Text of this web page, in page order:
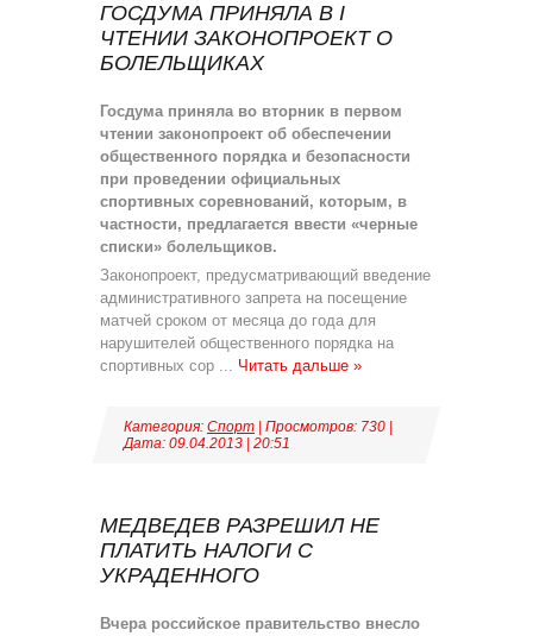
ГОСДУМА ПРИНЯЛА В I
ЧТЕНИИ ЗАКОНОПРОЕКТ О
БОЛЕЛЬЩИКАХ
Госдума приняла во вторник в первом
чтении законопроект об обеспечении
общественного порядка и безопасности
при проведении официальных
спортивных соревнований, которым, в
частности, предлагается ввести «черные
списки» болельщиков.
Законопроект, предусматривающий введение
административного запрета на посещение
матчей сроком от месяца до года для
нарушителей общественного порядка на
спортивных сор ... Читать дальше »
Категория: Спорт | Просмотров: 730 |
Дата: 09.04.2013 20:51
МЕДВЕДЕВ РАЗРЕШИЛ НЕ
ПЛАТИТЬ НАЛОГИ С
УКРАДЕННОГО
Вчера российское правительство внесло